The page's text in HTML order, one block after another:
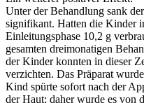
Unter der Behandlung sank
signifikant. Hatten die Kinder
Einleitungsphase 10,2 g
gesamten dreimonatigen
der Kinder konnten in dieser
verzichten. Das Präparat
Kind spürte sofort nach der
der Haut; daher wurde es von